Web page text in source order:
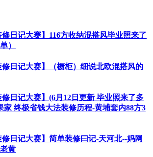
日记大赛】116方收纳混搭风毕业照来了
）
修日记大赛】（橱柜）细说北欧混搭风的
日记大赛】(6月12日更新 毕业照来了多
家 终极省钱大法装修历程-黄埔套内88方3
日记大赛】简单装修曰记-天河北--妈网
黄